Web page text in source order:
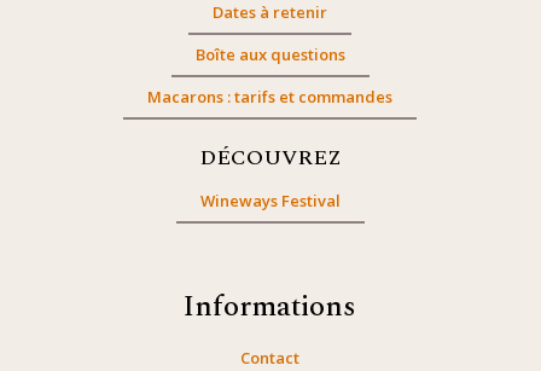
Dates à retenir
Boîte aux questions
Macarons : tarifs et commandes
DÉCOUVREZ
Wineways Festival
Informations
Contact